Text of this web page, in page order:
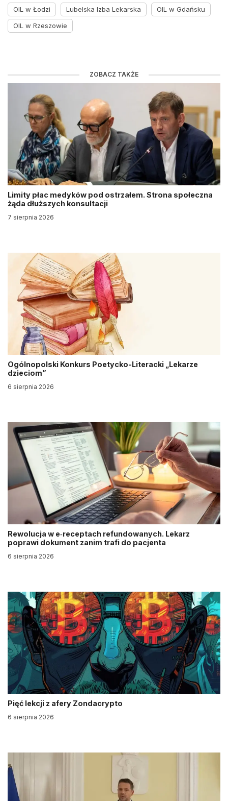
OIL w Łodzi
Lubelska Izba Lekarska
OIL w Gdańsku
OIL w Rzeszowie
ZOBACZ TAKŻE
Limity płac medyków pod ostrzałem. Strona społeczna
żąda dłuższych konsultacji
7 sierpnia 2026
Ogólnopolski Konkurs Poetycko-Literacki „Lekarze
dzieciom”
6 sierpnia 2026
Rewolucja w e‑receptach refundowanych. Lekarz
poprawi dokument zanim trafi do pacjenta
6 sierpnia 2026
Pięć lekcji z afery Zondacrypto
6 sierpnia 2026